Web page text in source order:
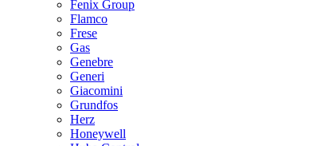
Fenix Group
Flamco
Frese
Gas
Genebre
Generi
Giacomini
Grundfos
Herz
Honeywell